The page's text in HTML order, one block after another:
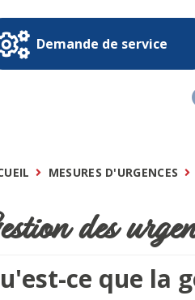
Demande de service
MESURES D'URGENCES
des
ce que la